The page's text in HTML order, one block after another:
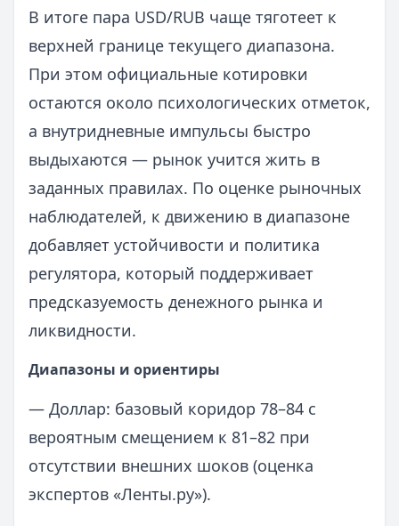
В итоге пара USD/RUB чаще тяготеет к
верхней границе текущего диапазона.
При этом официальные котировки
остаются около психологических отметок,
а внутридневные импульсы быстро
выдыхаются — рынок учится жить в
заданных правилах. По оценке рыночных
наблюдателей, к движению в диапазоне
добавляет устойчивости и политика
регулятора, который поддерживает
предсказуемость денежного рынка и
ликвидности.
Диапазоны и ориентиры
— Доллар: базовый коридор 78–84 с
вероятным смещением к 81–82 при
отсутствии внешних шоков (оценка
экспертов «Ленты.ру»).